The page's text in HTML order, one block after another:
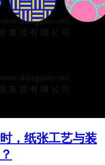
，纸张工艺与装